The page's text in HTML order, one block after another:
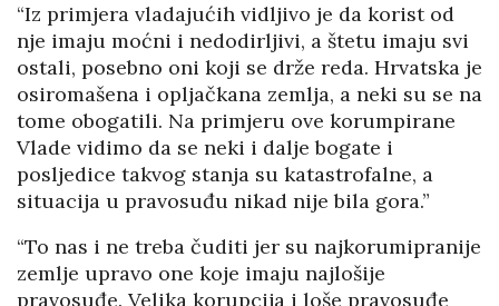
“Iz primjera vladajućih vidljivo je da korist od
nje imaju moćni i nedodirljivi, a štetu imaju svi
ostali, posebno oni koji se drže reda. Hrvatska je
osiromašena i opljačkana zemlja, a neki su se na
tome obogatili. Na primjeru ove korumpirane
Vlade vidimo da se neki i dalje bogate i
posljedice takvog stanja su katastrofalne, a
situacija u pravosuđu nikad nije bila gora.”
“To nas i ne treba čuditi jer su najkorumipranije
zemlje upravo one koje imaju najlošije
pravosuđe. Velika korupcija i loše pravosuđe